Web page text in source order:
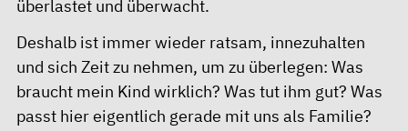
überlastet und überwacht.
Deshalb ist immer wieder ratsam, innezuhalten
und sich Zeit zu nehmen, um zu überlegen: Was
braucht mein Kind wirklich? Was tut ihm gut? Was
passt hier eigentlich gerade mit uns als Familie?